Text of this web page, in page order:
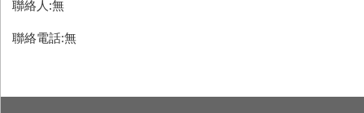
聯絡人:無
聯絡電話:無